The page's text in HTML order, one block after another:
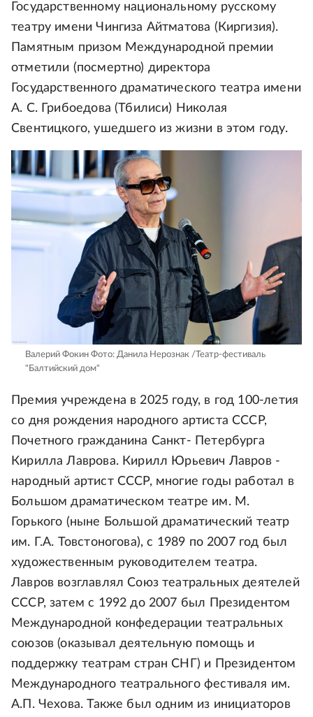
Государственному национальному русскому
театру имени Чингиза Айтматова (Киргизия).
Памятным призом Международной премии
отметили (посмертно) директора
Государственного драматического театра имени
А. С. Грибоедова (Тбилиси) Николая
Свентицкого, ушедшего из жизни в этом году.
Валерий Фокин Фото: Данила Нерознак /Театр-фестиваль
"Балтийский дом"
Премия учреждена в 2025 году, в год 100-летия
со дня рождения народного артиста СССР,
Почетного гражданина Санкт- Петербурга
Кирилла Лаврова. Кирилл Юрьевич Лавров -
народный артист СССР, многие годы работал в
Большом драматическом театре им. М.
Горького (ныне Большой драматический театр
им. Г.А. Товстоногова), с 1989 по 2007 год был
художественным руководителем театра.
Лавров возглавлял Союз театральных деятелей
СССР, затем с 1992 до 2007 был Президентом
Международной конфедерации театральных
союзов (оказывал деятельную помощь и
поддержку театрам стран СНГ) и Президентом
Международного театрального фестиваля им.
А.П. Чехова. Также был одним из инициаторов